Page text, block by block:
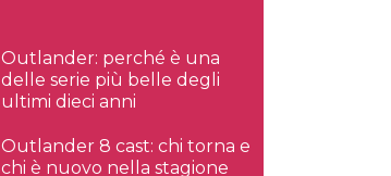
Outlander: perché è una
delle serie più belle degli
ultimi dieci anni
Outlander 8 cast: chi torna e
chi è nuovo nella stagione